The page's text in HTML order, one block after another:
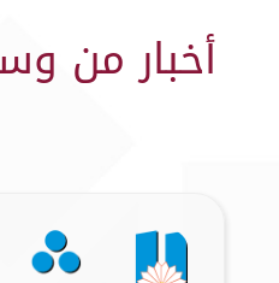
أخبار من